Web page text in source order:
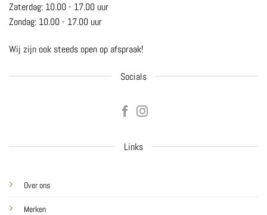
Links
Over ons
Merken
Zaterdag: 10.00 - 17.00 uur
Zondag: 10.00 - 17.00 uur
Wij zijn ook steeds open op afspraak!
Socials